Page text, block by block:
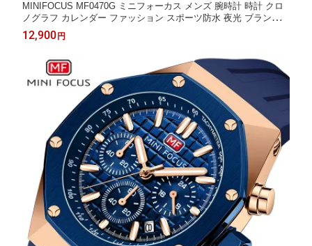
MINIFOCUS MF0470G ミニフォーカス メンズ 腕時計 時計 クロ
ノグラフ カレンダー ファッション スポーツ防水 夜光 ブランド
プレゼント ギフト用 ラッピング対応可 お祝い 大学生 ビジネス
かっこいい ミリタリー おしゃれ 10代 20代 30代 40代 50代
12,900 円